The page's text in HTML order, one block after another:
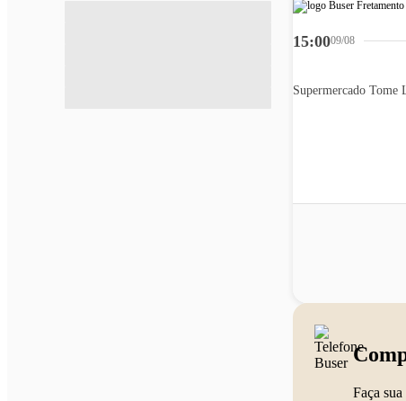
15:0009/08
Supermercado Tome
Faça